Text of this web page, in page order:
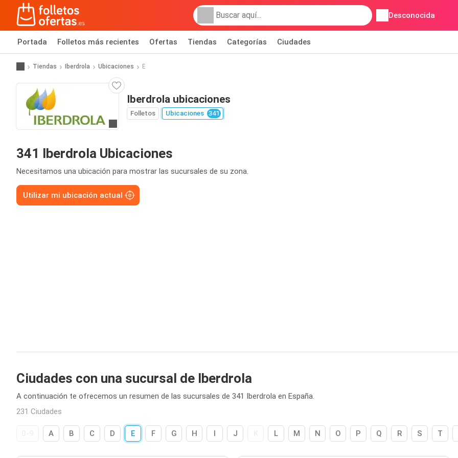
Desconocida
Portada Folletos más recientes Ofertas Tiendas Categorías Ciudades
Tiendas Iberdrola Ubicaciones E
Iberdrola ubicaciones
Folletos Ubicaciones 341
341 Iberdrola Ubicaciones
Necesitamos una ubicación para mostrar las sucursales de su zona.
Utilizar mi ubicación actual
Ciudades con una sucursal de Iberdrola
A continuación te ofrecemos un resumen de las sucursales de 341 Iberdrola en España.
231 Ciudades
A B C D E F G H I J L M N O P Q R S T